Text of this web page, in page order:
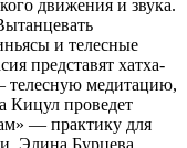
движения и звука.
и телесные
представят хатха-
телесную медитацию,
Кицул проведет
— практику для
Элина Бурцева